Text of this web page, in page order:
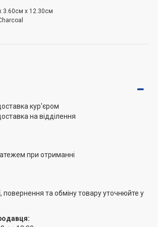
в режиме ожидания и давай
до заката.
3.60см x 12.30см
кур'єром
на відділення
при отриманні
повернення та обміну товару уточнюйте у